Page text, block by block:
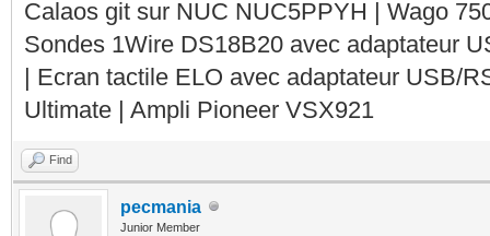
Calaos git sur NUC NUC5PPYH | Wago
Sondes 1Wire DS18B20 avec adaptateur
| Ecran tactile ELO avec adaptateur USB/
Ultimate | Ampli Pioneer VSX921
Find
pecmania
Junior Member